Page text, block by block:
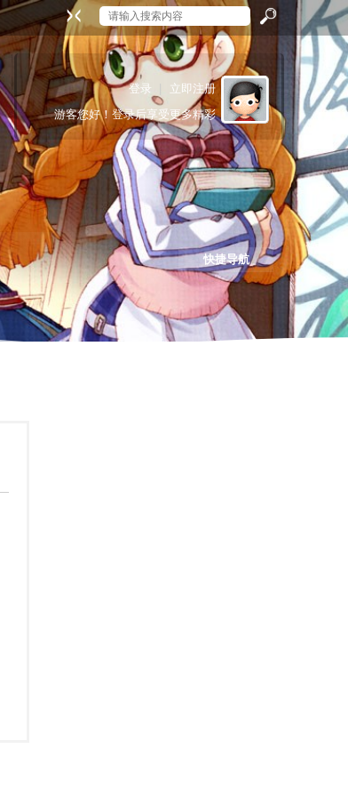
索
登录
立即注册
游客您好！登录后享受更多精彩
快捷导航